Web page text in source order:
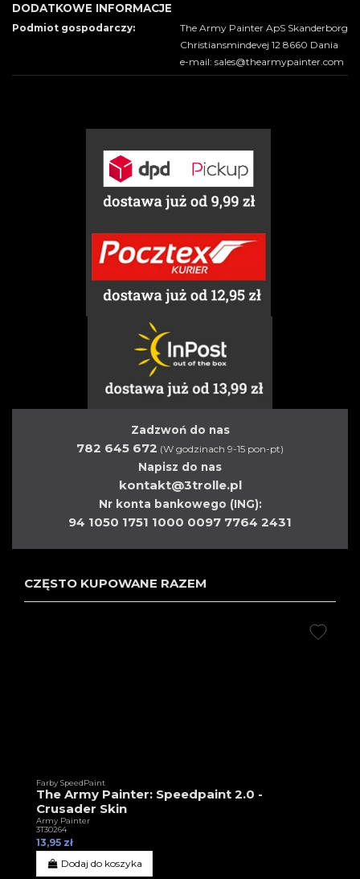
DODATKOWE INFORMACJE
Podmiot gospodarczy:
The Army Painter ApS Skanderborg
Christiansmindevej 12 8660 Dania
e-mail: sales@thearmypainter.com
Zadzwoń do nas
782 645 672 (W godzinach 9-15 pon-pt)
Napisz do nas
kontakt@3trolle.pl
Nr konta bankowego (ING):
94 1050 1751 1000 0097 7764 2431
CZĘSTO KUPOWANE RAZEM
Farby SpeedPaint
The Army Painter: Speedpaint 2.0 -
Crusader Skin
Army Painter
3T30264
13,95 zł
Dodaj do koszyka